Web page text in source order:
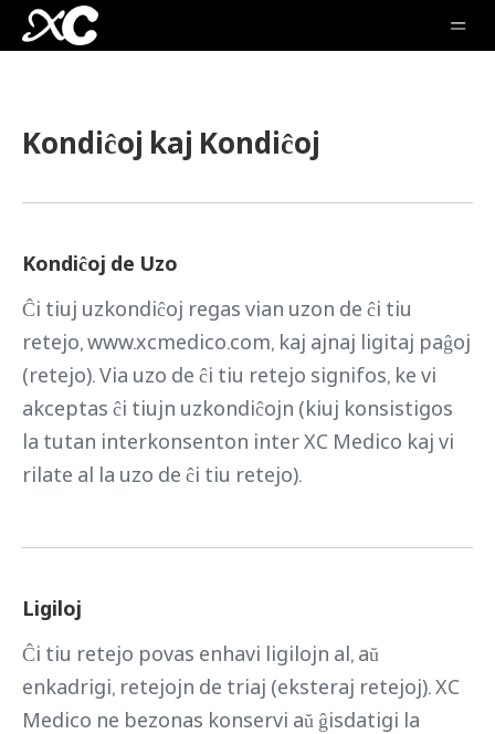
Kondiĉoj kaj Kondiĉoj
Kondiĉoj de Uzo
Ĉi tiuj uzkondiĉoj regas vian uzon de ĉi tiu
retejo, www.xcmedico.com, kaj ajnaj ligitaj paĝoj
(retejo). Via uzo de ĉi tiu retejo signifos, ke vi
akceptas ĉi tiujn uzkondiĉojn (kiuj konsistigos
la tutan interkonsenton inter XC Medico kaj vi
rilate al la uzo de ĉi tiu retejo).
Ligiloj
Ĉi tiu retejo povas enhavi ligilojn al, aŭ
enkadrigi, retejojn de triaj (eksteraj retejoj). XC
Medico ne bezonas konservi aŭ ĝisdatigi la